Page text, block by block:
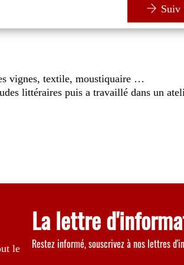
Suiv
vignes, textile, moustiquaire …
littéraires puis a travaillé dans un
le
La lettre
Restez informé, souscrivez à nos lettres